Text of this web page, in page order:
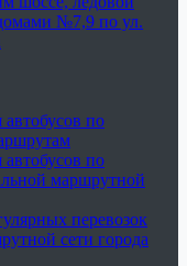
№7,9 по ул.
по
по
маршрутной
перевозок
сети города